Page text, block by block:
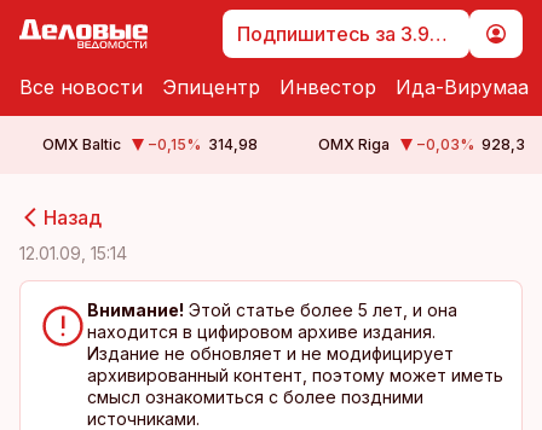
Подпишитесь за 3.99 €
Все новости Эпицентр Инвестор Ида-Вирумаа
OMX Baltic −0,15% 314,98 OMX Riga −0,03% 928,3
Назад
12.01.09, 15:14
Внимание! Этой статье более 5 лет, и она
находится в цифировом архиве издания.
Издание не обновляет и не модифицирует
архивированный контент, поэтому может иметь
смысл ознакомиться с более поздними
источниками.